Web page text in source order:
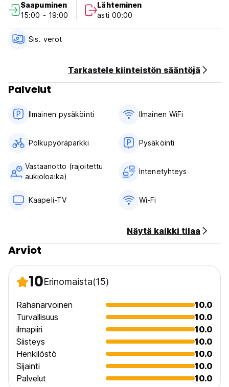
of your stay.
Check in from 15.00 to 19.00
Check out before 13.00
24 hours reception
No pets allowed
Saapuminen
15:00 - 19:00
Lähteminen
asti 00:00
Sis. verot
Tarkastele kiinteistön sääntöjä
Palvelut
Ilmainen pysäköinti Ilmainen WiFi
Polkupyöräparkki Pysäköinti
Vastaanotto (rajoitettu
aukioloaika)
Intenetyhteys
Kaapeli-TV Wi-Fi
Näytä kaikki tilaa
Arviot
10Erinomaista(15)
Rahanarvoinen
10.0
Turvallisuus
10.0
ilmapiiri
10.0
Siisteys
10.0
Henkilöstö
10.0
Sijainti
10.0
Palvelut
10.0